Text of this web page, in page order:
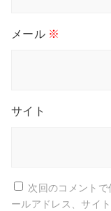
メール ※
サイト
次回のコメント
ールアドレス、サイト